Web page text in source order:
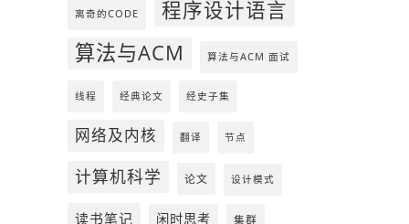
离奇的CODE 程序设计语言
算法与ACM 算法与ACM 面试
线程 经典论文 经史子集
网络及内核 翻译 节点
计算机科学 论文 设计模式
读书笔记 闲时思考 集群